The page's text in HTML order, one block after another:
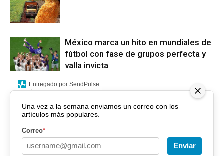
México marca un hito en mundiales de
fútbol con fase de grupos perfecta y
valla invicta
Una vez a la semana enviamos un correo con los
artículos más populares.
Correo*
Enviar
Entregado por SendPulse